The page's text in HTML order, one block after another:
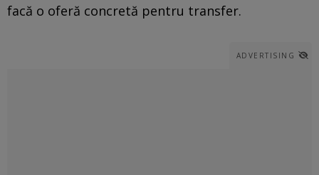
facă o oferă concretă pentru transfer.
ADVERTISING